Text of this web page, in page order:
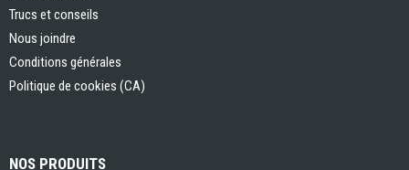
Trucs et conseils
Nous joindre
Conditions générales
Politique de cookies (CA)
NOS PRODUITS